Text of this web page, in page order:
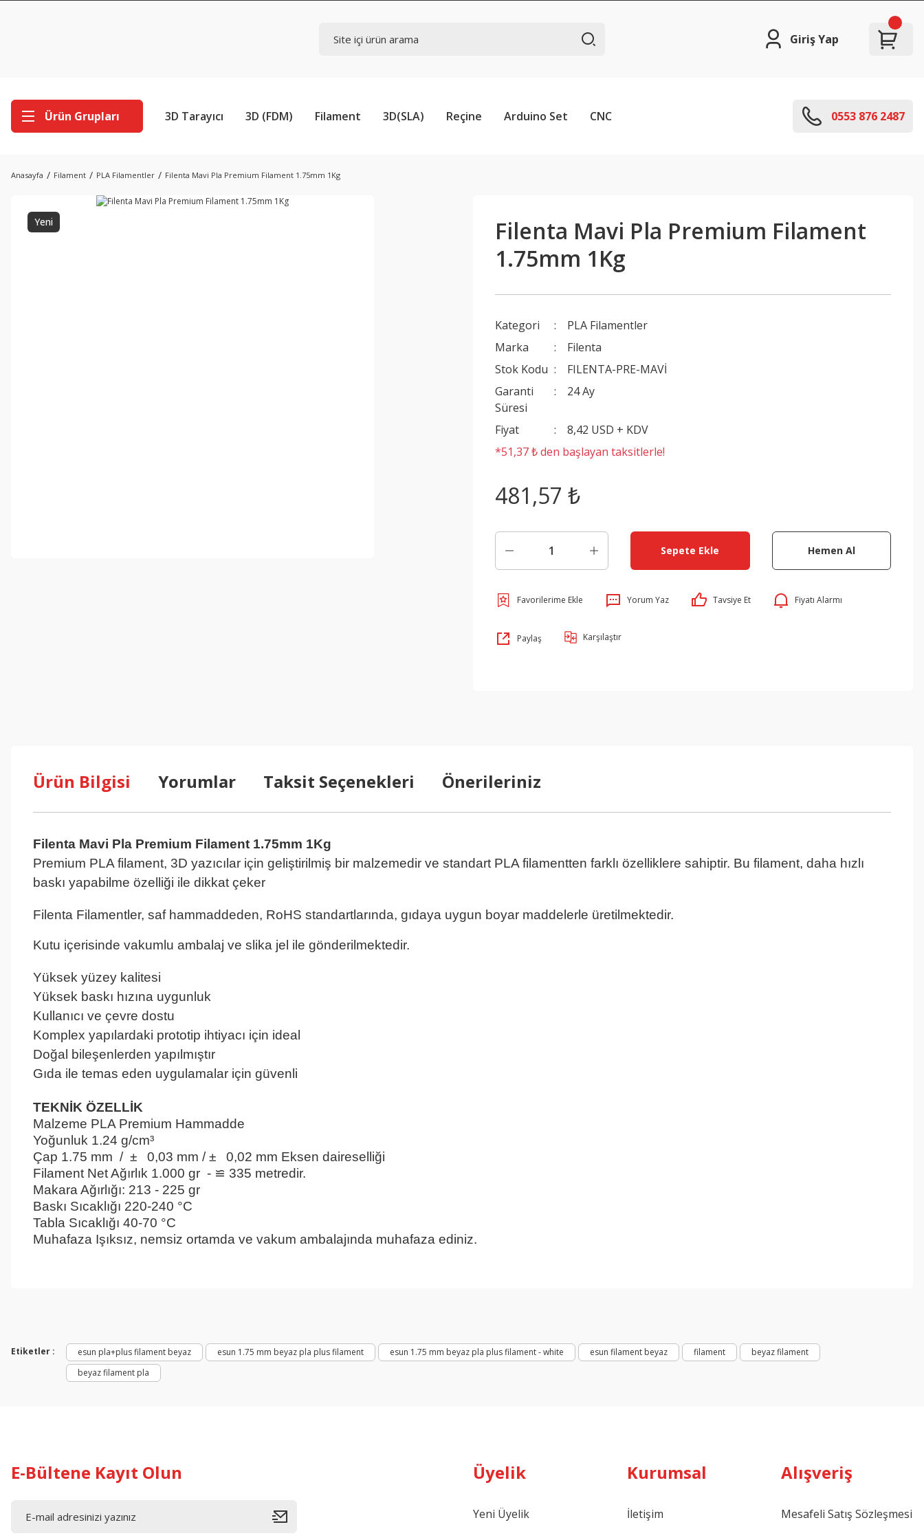
Giriş Yap
Ürün Grupları 3D Tarayıcı 3D (FDM) Filament 3D(SLA) Reçine Arduino Set CNC 0553 876 2487
Anasayfa Filament PLA Filamentler Filenta Mavi Pla Premium Filament 1.75mm 1Kg
Yeni
Filenta Mavi Pla Premium Filament
1.75mm 1Kg
Kategori
PLA Filamentler
Marka
Filenta
Stok Kodu
FILENTA-PRE-MAVİ
Garanti
Süresi
24 Ay
Fiyat
8,42 USD + KDV
*51,37 ₺ den başlayan taksitlerle!
481,57 ₺
Sepete Ekle Hemen Al
Yorum Yaz Tavsiye Et Fiyatı Alarmı
Paylaş Karşılaştır
Ürün Bilgisi Yorumlar Taksit Seçenekleri Önerileriniz
Filenta Mavi Pla Premium Filament 1.75mm 1Kg
Premium PLA filament, 3D yazıcılar için geliştirilmiş bir malzemedir ve standart PLA filamentten farklı özelliklere sahiptir. Bu filament, daha hızlı
baskı yapabilme özelliği ile dikkat çeker
Filenta Filamentler, saf hammaddeden, RoHS standartlarında, gıdaya uygun boyar maddelerle üretilmektedir.
Kutu içerisinde vakumlu ambalaj ve slika jel ile gönderilmektedir.
Yüksek yüzey kalitesi
Yüksek baskı hızına uygunluk
Kullanıcı ve çevre dostu
Komplex yapılardaki prototip ihtiyacı için ideal
Doğal bileşenlerden yapılmıştır
Gıda ile temas eden uygulamalar için güvenli
TEKNİK ÖZELLİK
Malzeme PLA Premium Hammadde
Yoğunluk 1.24 g/cm³
Çap 1.75 mm / ± 0,03 mm / ± 0,02 mm Eksen daireselliği
Filament Net Ağırlık 1.000 gr - ≌ 335 metredir.
Makara Ağırlığı: 213 - 225 gr
Baskı Sıcaklığı 220-240 °C
Tabla Sıcaklığı 40-70 °C
Muhafaza Işıksız, nemsiz ortamda ve vakum ambalajında muhafaza ediniz.
Yorum Yaz
Ürün açıklamasında eksik bilgiler bulunuyor.
Ürün bilgilerinde hatalar bulunuyor.
Ürün fiyatı diğer sitelerden daha pahalı.
Etiketler : esun pla+plus filament beyaz esun 1.75 mm beyaz pla plus filament esun 1.75 mm beyaz pla plus filament - white esun filament beyaz filament
beyaz filament
beyaz filament pla
E-Bültene Kayıt Olun Üyelik
Yeni Üyelik
Kurumsal
İletişim
Alışveriş
Mesafeli Satış Sözleşmesi